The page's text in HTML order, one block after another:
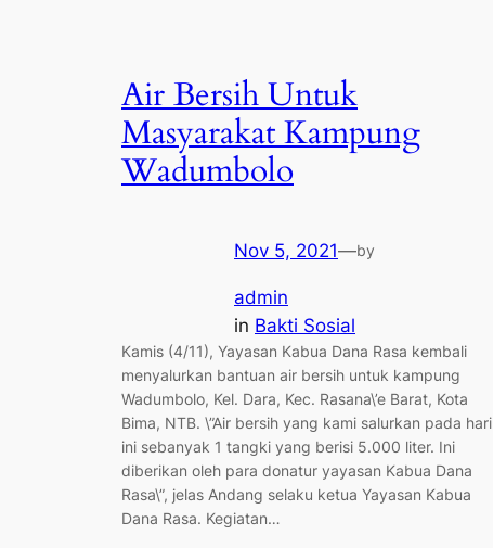
Air Bersih Untuk
Masyarakat Kampung
Wadumbolo
Nov 5, 2021—by
admin
in Bakti Sosial
Kamis (4/11), Yayasan Kabua Dana Rasa kembali
menyalurkan bantuan air bersih untuk kampung
Wadumbolo, Kel. Dara, Kec. Rasana\’e Barat, Kota
Bima, NTB. \”Air bersih yang kami salurkan pada hari
ini sebanyak 1 tangki yang berisi 5.000 liter. Ini
diberikan oleh para donatur yayasan Kabua Dana
Rasa\”, jelas Andang selaku ketua Yayasan Kabua
Dana Rasa. Kegiatan…